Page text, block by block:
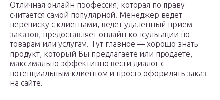
Отличная онлайн профессия, которая по праву
считается самой популярной. Менеджер ведет
переписку с клиентами, ведет удаленный прием
заказов, предоставляет онлайн консультации по
товарам или услугам. Тут главное — хорошо знать
продукт, который Вы предлагаете или продаете,
максимально эффективно вести диалог с
потенциальным клиентом и просто оформлять заказ
на сайте.